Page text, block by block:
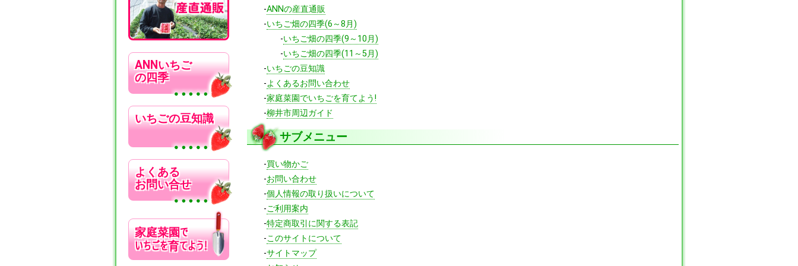
-ANNの産直通販
-いちご畑の四季(6～8月)
-いちご畑の四季(9～10月)
-いちご畑の四季(11～5月)
-いちごの豆知識
-よくあるお問い合わせ
-家庭菜園でいちごを育てよう!
-柳井市周辺ガイド
サブメニュー
-買い物かご
-お問い合わせ
-個人情報の取り扱いについて
-ご利用案内
-特定商取引に関する表記
-このサイトについて
-サイトマップ
ANNいちご
の四季
いちごの豆知識
よくある
お問い合せ
家庭菜園で
いちごを育てよう!